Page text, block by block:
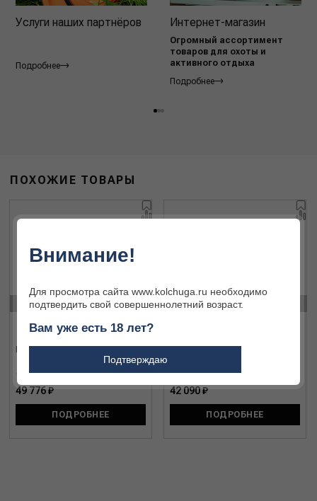
Услуги наших партнёров
Подробнее
Интернет-магазин
Огромный ассортимент
товаров для охоты и
активного отдыха
Подробнее
ПОХОЖИЕ ТОВАРЫ
49 776 ₽
ПОДРОБНЕЕ
42 090 ₽
ПОДРОБНЕЕ
Внимание!
Для просмотра сайта www.kolchuga.ru необходимо
подтвердить свой совершеннолетний возраст.
Вам уже есть 18 лет?
Подтверждаю